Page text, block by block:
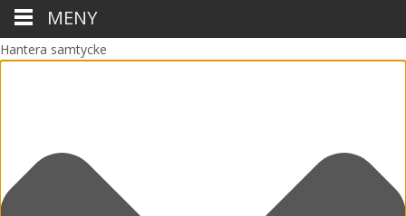
Hantera samtycke
MENY